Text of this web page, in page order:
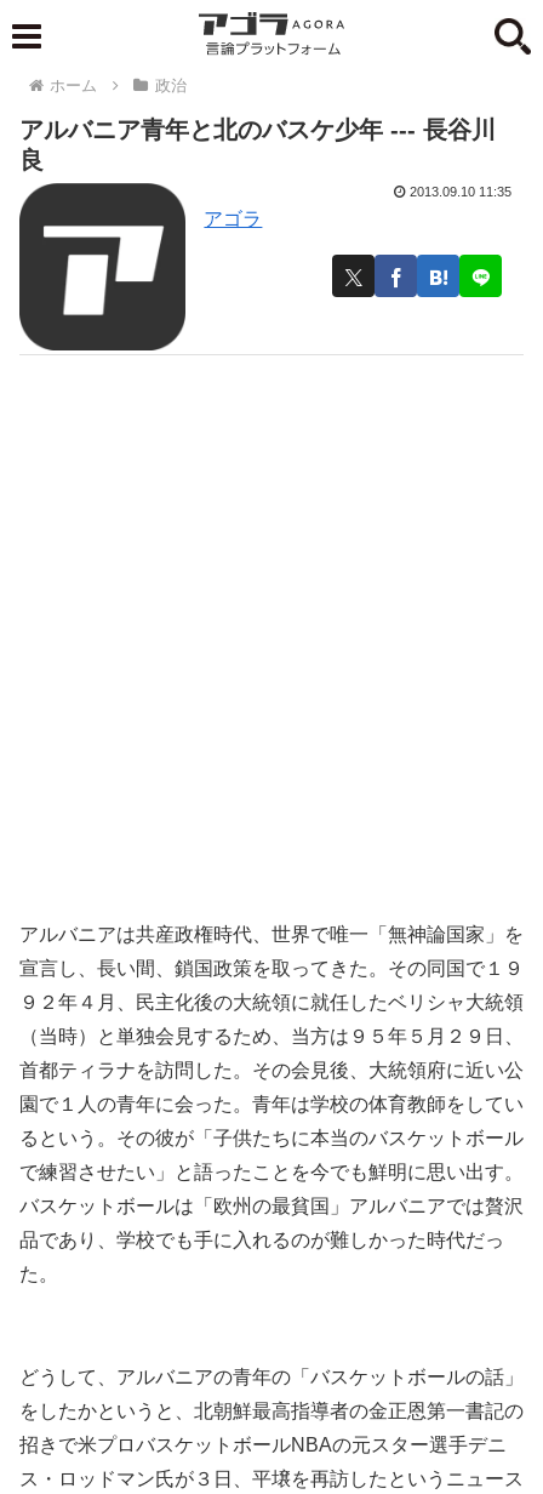
ホーム 政治
アルバニア青年と北のバスケ少年 --- 長谷川
良
アゴラ
2013.09.10 11:35
アルバニアは共産政権時代、世界で唯一「無神論国家」を
宣言し、長い間、鎖国政策を取ってきた。その同国で１９
９２年４月、民主化後の大統領に就任したベリシャ大統領
（当時）と単独会見するため、当方は９５年５月２９日、
首都ティラナを訪問した。その会見後、大統領府に近い公
園で１人の青年に会った。青年は学校の体育教師をしてい
るという。その彼が「子供たちに本当のバスケットボール
で練習させたい」と語ったことを今でも鮮明に思い出す。
バスケットボールは「欧州の最貧国」アルバニアでは贅沢
品であり、学校でも手に入れるのが難しかった時代だっ
た。
どうして、アルバニアの青年の「バスケットボールの話」
をしたかというと、北朝鮮最高指導者の金正恩第一書記の
招きで米プロバスケットボールNBAの元スター選手デニ
ス・ロッドマン氏が３日、平壌を再訪したというニュース